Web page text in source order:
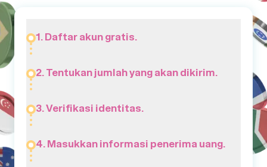
1. Daftar akun gratis.
2. Tentukan jumlah yang akan dikirim.
3. Verifikasi identitas.
4. Masukkan informasi penerima uang.